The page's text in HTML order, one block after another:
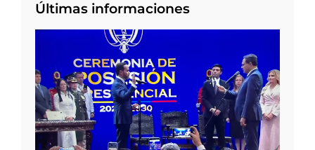
Últimas informaciones